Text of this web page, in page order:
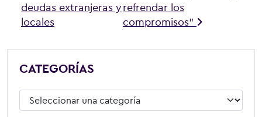
deudas extranjeras y
locales
refrendar los
compromisos”
CATEGORÍAS
Categorías